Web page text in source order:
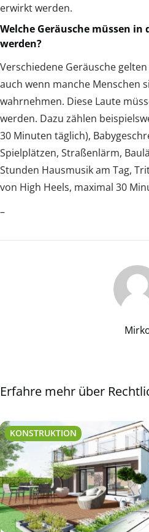
erwirkt werden.
Welche Geräusche müssen in
werden?
Verschiedene Geräusche
auch wenn manche Menschen
wahrnehmen. Diese Laute
werden. Dazu zählen
30 Minuten täglich),
Spielplätzen, Straßenlärm,
Stunden Hausmusik am Tag,
von High Heels, maximal 30
–
Erfahre mehr über
KONSTRUKTION